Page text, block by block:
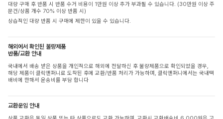
대량 구매 후 반품 시 반품 수거 비용이 1만원 이상 추가 부과될 수 있습니다. (30만원 이상 주
문건/상품 개수 70% 이상 반품 시)
상습적인 대량 반품 시 구매에 제한이 있을 수 있습니다.
해외에서 확인된 불량제품
반품/교환 안내
국내에서 배송 받은 상품을 개인적으로 해외에 전달하신 후 불량제품으로 확인되었을 경우,
해당 제품이 클릭앤퍼니로 도착된 후에 교환/반품 처리가 가능하며, 클릭앤퍼니에서는 국내택
배비에 한해서 운송비를 부담 합니다
교환운임 안내